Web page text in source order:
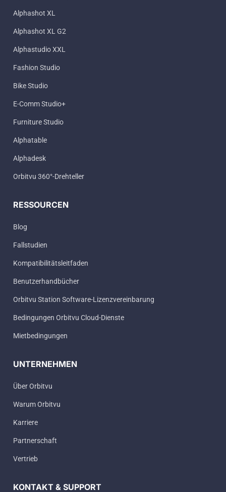
Alphashot XL
Alphashot XL G2
Alphastudio XXL
Fashion Studio
Bike Studio
E-Comm Studio+
Furniture Studio
Alphatable
Alphadesk
Orbitvu 360°-Drehteller
RESSOURCEN
Blog
Fallstudien
Kompatibilitätsleitfaden
Benutzerhandbücher
Orbitvu Station Software-Lizenzvereinbarung
Bedingungen Orbitvu Cloud-Dienste
Mietbedingungen
UNTERNEHMEN
Über Orbitvu
Warum Orbitvu
Karriere
Partnerschaft
Vertrieb
KONTAKT & SUPPORT